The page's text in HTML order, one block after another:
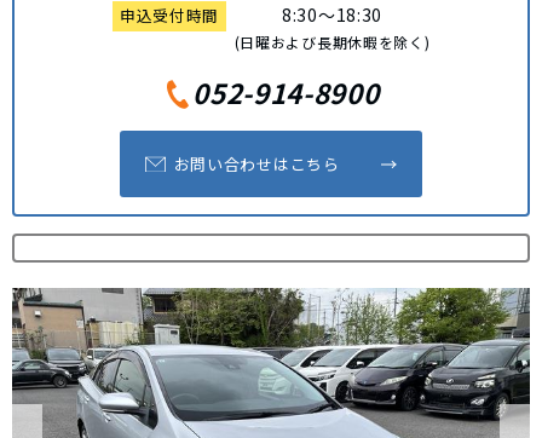
申込受付時間 8:30～18:30
(日曜および長期休暇を除く)
052-914-8900
お問い合わせはこちら